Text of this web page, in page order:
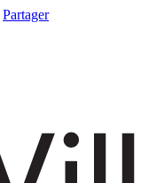
Partager